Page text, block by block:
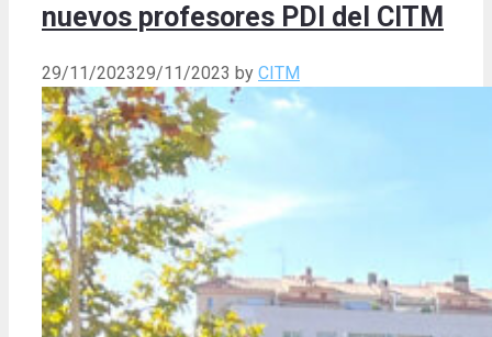
nuevos profesores PDI del CITM
29/11/202329/11/2023 by CITM